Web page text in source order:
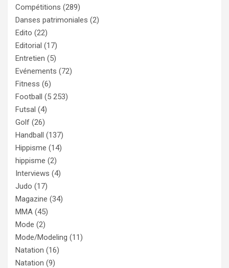
Compétitions (289)
Danses patrimoniales (2)
Edito (22)
Editorial (17)
Entretien (5)
Evénements (72)
Fitness (6)
Football (5 253)
Futsal (4)
Golf (26)
Handball (137)
Hippisme (14)
hippisme (2)
Interviews (4)
Judo (17)
Magazine (34)
MMA (45)
Mode (2)
Mode/Modeling (11)
Natation (16)
Natation (9)